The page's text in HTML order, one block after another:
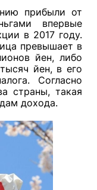
прибыли от
впервые
в 2017 году.
превышает в
йен, либо
йен, в его
Согласно
страны, такая
дохода.